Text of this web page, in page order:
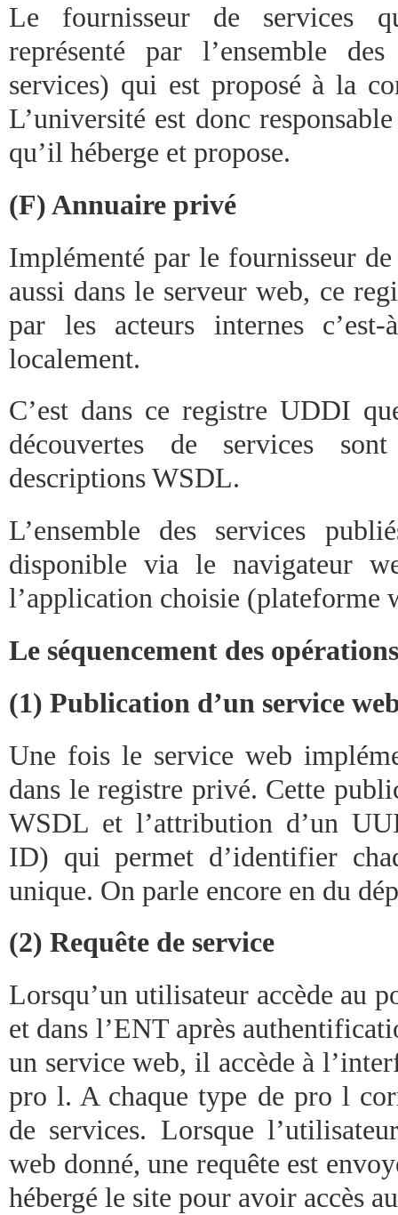
Le fournisseur de services
représenté par l’ensemble
services) qui est proposé à la
L’université est donc
qu’il héberge et propose.
(F) Annuaire privé
Implémenté par le fournisseur
aussi dans le serveur web, ce
par les acteurs internes
localement.
C’est dans ce registre UDDI
découvertes de services
descriptions WSDL.
L’ensemble des services
disponible via le navigateur
l’application choisie (plateforme
Le séquencement des opérations
(1) Publication d’un service
Une fois le service web
dans le registre privé. Cette
WSDL et l’attribution d’un
ID) qui permet d’identifier
unique. On parle encore en du
(2) Requête de service
Lorsqu’un utilisateur accède au
et dans l’ENT après
un service web, il accède à
pro l. A chaque type de pro l
de services. Lorsque
web donné, une requête est
hébergé le site pour avoir accès